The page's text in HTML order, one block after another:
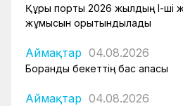
Құрық порты 2026 жылдың І-ші
жұмысын қорытындылады
Аймақтар 04.08.2026
Боранды бекеттің бас қақпасы
Аймақтар 04.08.2026